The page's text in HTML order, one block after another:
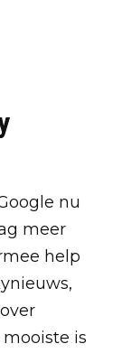
nu
meer
help
is